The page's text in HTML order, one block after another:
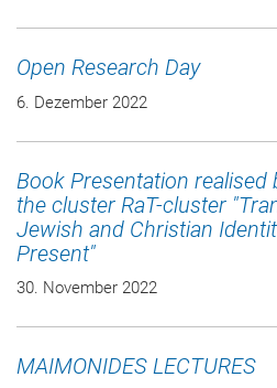
Open Research Day
6. Dezember 2022
Book Presentation
the cluster RaT-cluster
Jewish and Christian
Present"
30. November 2022
MAIMONIDES LECTURES